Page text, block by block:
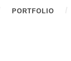
PORTFOLIO